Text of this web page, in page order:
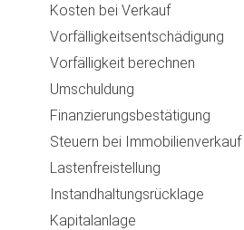
Kosten bei Verkauf
Vorfälligkeitsentschädigung
Vorfälligkeit berechnen
Umschuldung
Finanzierungsbestätigung
Steuern bei Immobilienverkauf
Lastenfreistellung
Instandhaltungsrücklage
Kapitalanlage